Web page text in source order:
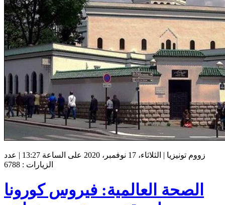
زووم تونيزيا | الثلاثاء، 17 نوفمبر، 2020 على الساعة 13:27 | عدد
الزيارات : 6788
الصحة العالمية: فيروس كورونا